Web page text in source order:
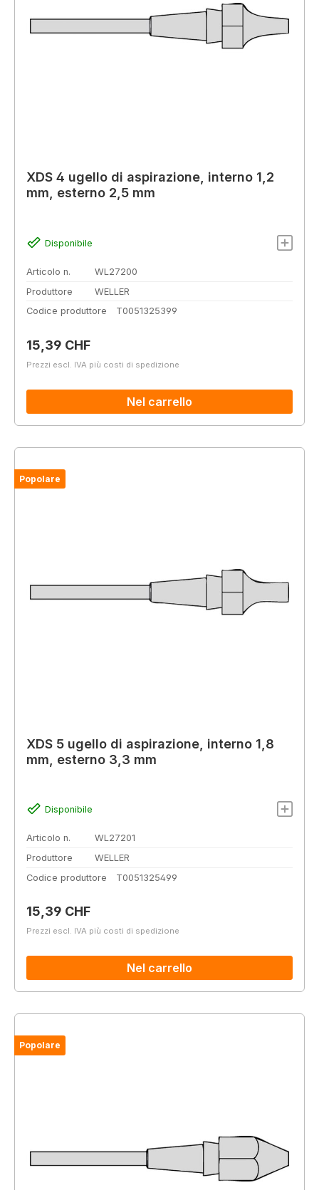
XDS 4 ugello di aspirazione, interno 1,2
mm, esterno 2,5 mm
Disponibile
Articolo n.
WL27200
Produttore
WELLER
Codice produttore
T0051325399
Prezzo normale:
15,39 CHF
Prezzi escl. IVA più costi di spedizione
Nel carrello
Popolare
XDS 5 ugello di aspirazione, interno 1,8
mm, esterno 3,3 mm
Disponibile
Articolo n.
WL27201
Produttore
WELLER
Codice produttore
T0051325499
Prezzo normale:
15,39 CHF
Prezzi escl. IVA più costi di spedizione
Nel carrello
Popolare